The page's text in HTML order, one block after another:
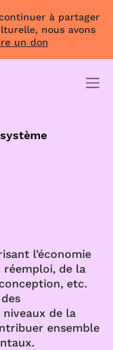
à partager
nous avons
un don
l’économie
réemploi, de la
etc.
de la
ensemble